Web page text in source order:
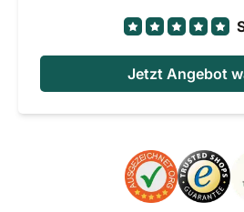
Jetzt Angebot